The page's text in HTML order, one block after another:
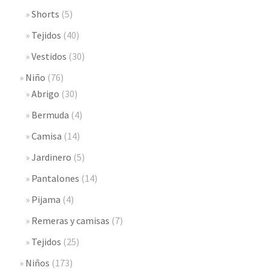
Shorts (5)
Tejidos (40)
Vestidos (30)
Niño (76)
Abrigo (30)
Bermuda (4)
Camisa (14)
Jardinero (5)
Pantalones (14)
Pijama (4)
Remeras y camisas (7)
Tejidos (25)
Niños (173)